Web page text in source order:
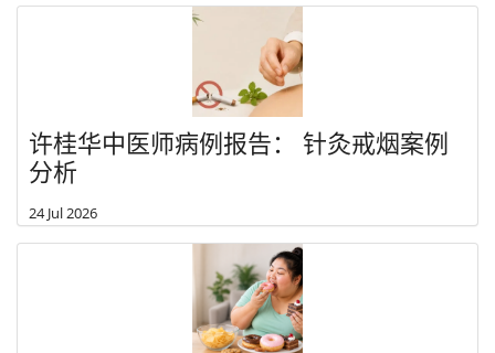
许桂华中医师病例报告： 针灸戒烟案例
分析
24 Jul 2026